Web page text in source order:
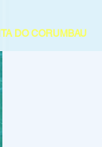
DO CORUMBAU